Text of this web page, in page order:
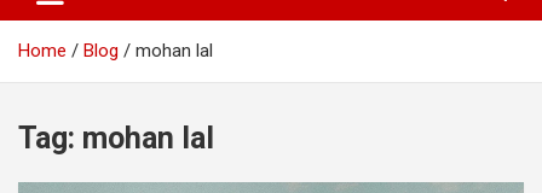
Home Blog mohan lal
Tag: mohan lal